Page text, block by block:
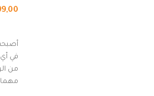
في
من
مهما